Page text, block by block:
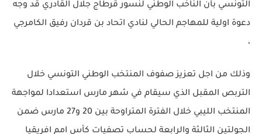
التونسي بأن الناخب الوطني لنسور قرطاج جلال القادري قد وجه
دعوة اولية للمهاجم الحالي لنادي اتحاد بن قردان رفيق الكامرجي
،
وذلك من اجل تعزيز صفوف المنتخب الوطني التونسي خلال
التربص المقبل الذي سيقام في شهر مارس استعدادا لمواجهة
المنتخب الليبي خلال الفترة المتراوحة بين 20 و27 مارس ضمن
الجولتين الثالثة والرابعة لحساب تصفيات كأس امم افريقيا